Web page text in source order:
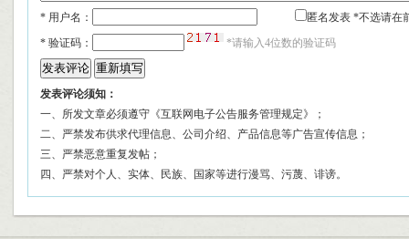
* 用户名：
匿名发表 *不选请在
* 验证码： *请输入4位数的验证码
发表评论须知：
一、所发文章必须遵守《互联网电子公告服务管理规定》；
二、严禁发布供求代理信息、公司介绍、产品信息等广告宣传信息；
三、严禁恶意重复发帖；
四、严禁对个人、实体、民族、国家等进行漫骂、污蔑、诽谤。